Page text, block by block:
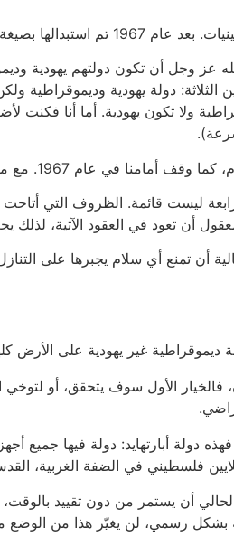
بصيغة أقل تسلية.
عز وجل أن تكون دولتهم يهودية
الثلاثة: دولة يهودية
1967. مع مرور الوقت أصبح أكثر وضوحا فقط.
أن تعود في العقود الآتية، لذلك
ديموقراطية غير يهودية على الأرض
فالخيار الأول سوف يتحقق، أو
فلسطيني في الضفة الغربية،
أن يستمر من دون تقييد بالوقت،
رسمي، لن يغيّر هذا من الوضع من